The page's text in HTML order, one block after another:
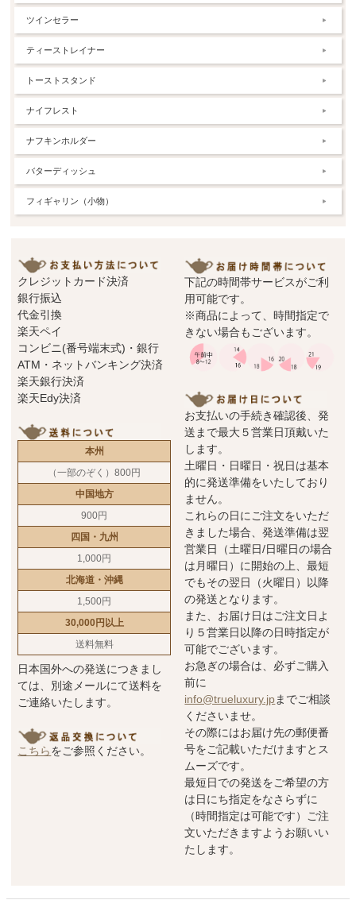
ツインセラー
ティーストレイナー
トーストスタンド
ナイフレスト
ナフキンホルダー
バターディッシュ
フィギャリン（小物）
クレジットカード決済
銀行振込
代金引換
楽天ペイ
コンビニ(番号端末式)・銀行
ATM・ネットバンキング決済
楽天銀行決済
楽天Edy決済
本州
（一部のぞく）800円
中国地方
900円
四国・九州
1,000円
北海道・沖縄
1,500円
30,000円以上
送料無料
日本国外への発送につきまし
ては、別途メールにて送料を
ご連絡いたします。
こちらをご参照ください。
下記の時間帯サービスがご利
用可能です。
※商品によって、時間指定で
きない場合もございます。
お支払いの手続き確認後、発
送まで最大５営業日頂戴いた
します。
土曜日・日曜日・祝日は基本
的に発送準備をいたしており
ません。
これらの日にご注文をいただ
きました場合、発送準備は翌
営業日（土曜日/日曜日の場合
は月曜日）に開始の上、最短
でもその翌日（火曜日）以降
の発送となります。
また、お届け日はご注文日よ
り５営業日以降の日時指定が
可能でございます。
お急ぎの場合は、必ずご購入
前に
info@trueluxury.jpまでご相談
くださいませ。
その際にはお届け先の郵便番
号をご記載いただけますとス
ムーズです。
最短日での発送をご希望の方
は日にち指定をなさらずに
（時間指定は可能です）ご注
文いただきますようお願いい
たします。